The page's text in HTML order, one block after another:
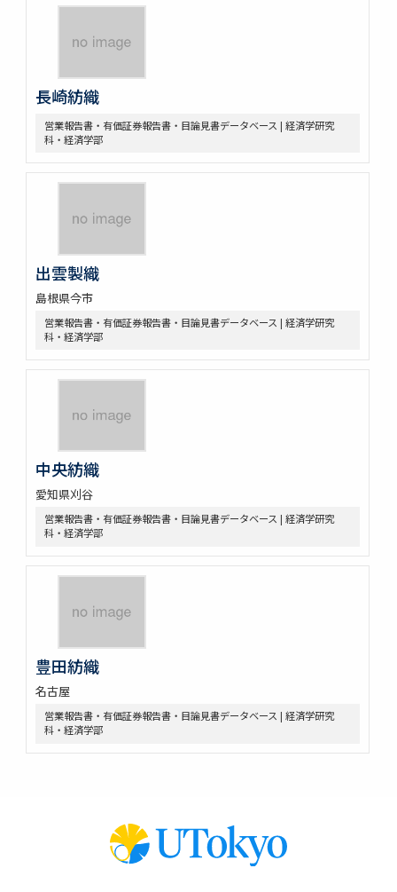
長崎紡織
営業報告書・有価証券報告書・目論見書データベース | 経済学研究
科・経済学部
出雲製織
島根県今市
営業報告書・有価証券報告書・目論見書データベース | 経済学研究
科・経済学部
中央紡織
愛知県刈谷
営業報告書・有価証券報告書・目論見書データベース | 経済学研究
科・経済学部
豊田紡織
名古屋
営業報告書・有価証券報告書・目論見書データベース | 経済学研究
科・経済学部